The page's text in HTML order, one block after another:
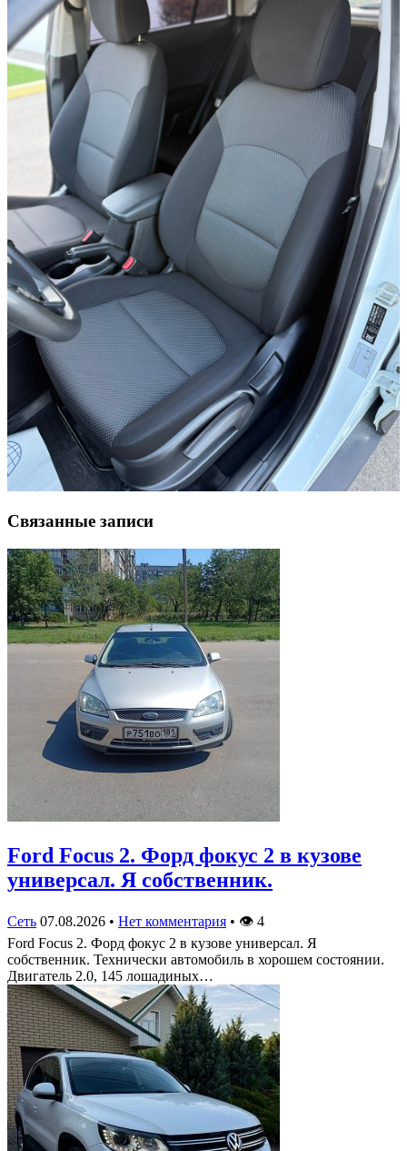
Связанные записи
Ford Focus 2. Форд фокус 2 в кузове
универсал. Я собственник.
Сеть 07.08.2026 • Нет комментария • 👁 4
Ford Focus 2. Форд фокус 2 в кузове универсал. Я
собственник. Технически автомобиль в хорошем состоянии.
Двигатель 2.0, 145 лошадиных…